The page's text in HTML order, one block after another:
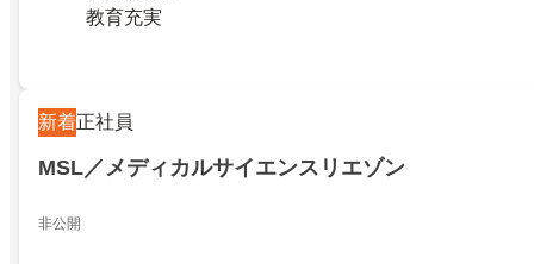
教育充実
新着正社員
MSL／メディカルサイエンスリエゾン
非公開